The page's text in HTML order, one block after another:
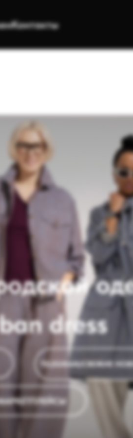
Контакты
dress
TELEGRAM/СВЕЖИЕ НОВОСТИ